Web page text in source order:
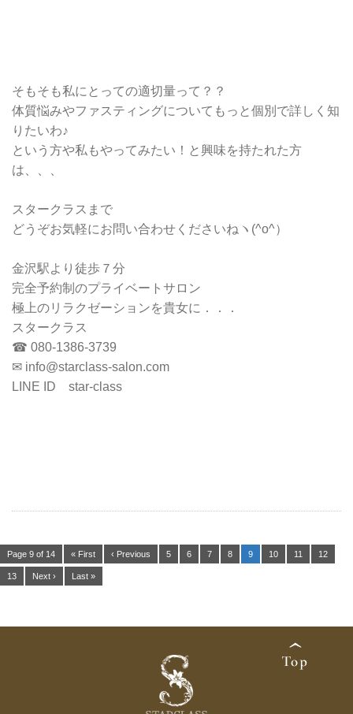
そもそも私にとっての適切量って？？
体質悩みやファスティングについてもっと個別で詳しく知
りたいわ♪
という方や私もやってみたい！と興味を持たれた方
は、、、
スタークラスまで
どうぞお気軽にお問い合わせくださいねヽ(^o^）
金沢駅より徒歩７分
完全予約制のプライベートサロン
極上のリラクゼーションを貴女に．．．
スタークラス
☎ 080-1386-3739
✉ info@starclass-salon.com
LINE ID star-class
Page 9 of 14 « First ‹ Previous 5 6 7 8 9 10 11 12
13 Next › Last »